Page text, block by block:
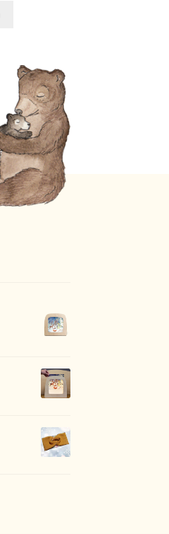
Varianten
auf.
Die
Optionen
können
auf
der
Produktseite
gewählt
werden